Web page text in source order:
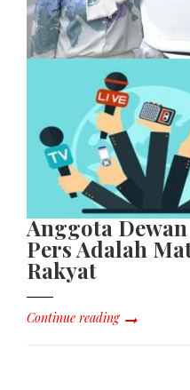
Anggota
Pers Adalah
Rakyat
Continue reading